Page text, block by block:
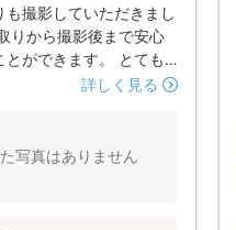
撮影していただきまし
りから撮影後まで安心
ができます。 とても
娘もぐずることなく楽し
からも出張撮影は川村
詳しく見る
写真はありません